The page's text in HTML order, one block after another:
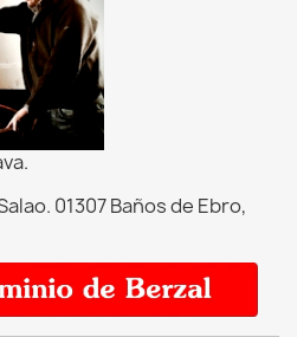
01307 Baños de Ebro,